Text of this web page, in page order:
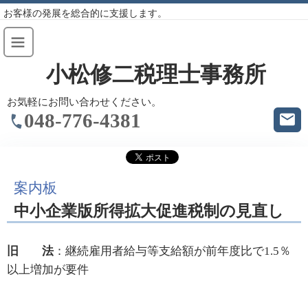
お客様の発展を総合的に支援します。
小松修二税理士事務所
お気軽にお問い合わせください。
048-776-4381
案内板
中小企業版所得拡大促進税制の見直し
旧 法 ：継続雇用者給与等支給額が前年度比で1.5％
以上増加が要件